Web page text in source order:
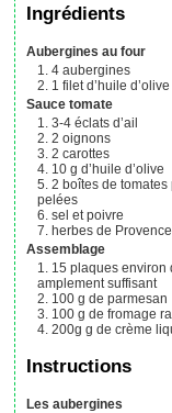
Ingrédients
Aubergines au four
4 aubergines
1 filet d’huile d’olive
Sauce tomate
3-4 éclats d’ail
2oignons
2 carottes
10 g d’huile d’olive
2 boîtes de
pelées
sel et poivre
herbes de Provence
Assemblage
15 plaques environ
amplement suffisant
100 g de parmesan
100 g de fromage
200g g de crème
Instructions
Les aubergines